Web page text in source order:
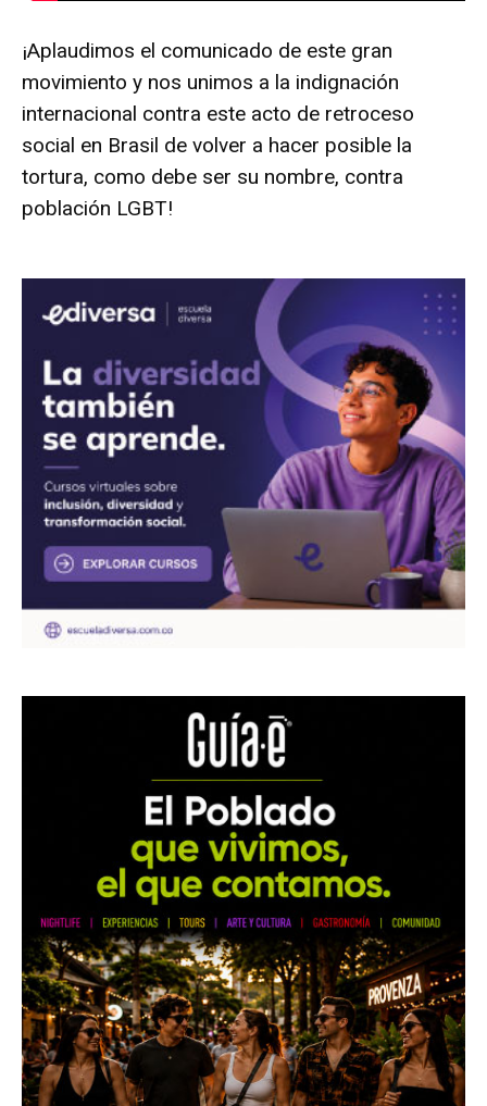
¡Aplaudimos el comunicado de este gran
movimiento y nos unimos a la indignación
internacional contra este acto de retroceso
social en Brasil de volver a hacer posible la
tortura, como debe ser su nombre, contra
población LGBT!